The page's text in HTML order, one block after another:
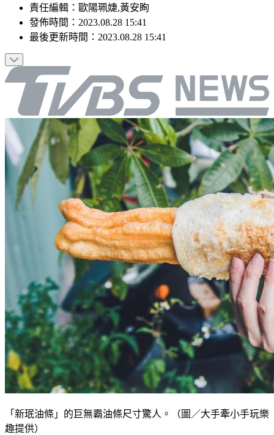
責任編輯 ： 歐陽珮婕,黃安眴
發佈時間： 2023.08.28 15:41
最後更新時間： 2023.08.28 15:41
「新珉油條」的巨無霸油條尺寸驚人。（圖／大手牽小手玩樂
趣提供）